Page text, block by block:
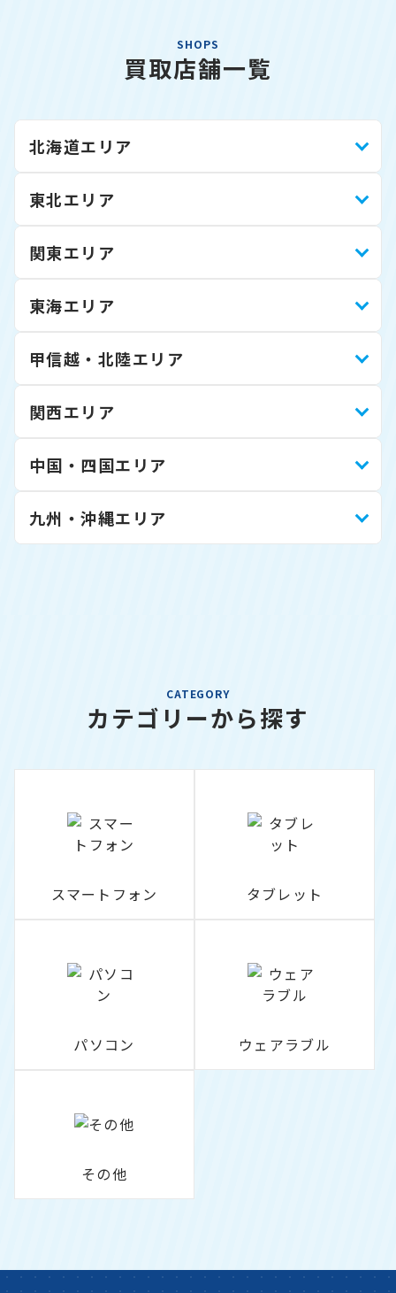
SHOPS
買取店舗一覧
北海道エリア
東北エリア
関東エリア
東海エリア
甲信越・北陸エリア
関西エリア
中国・四国エリア
九州・沖縄エリア
CATEGORY
カテゴリーから探す
スマートフォン タブレット
パソコン ウェアラブル
その他